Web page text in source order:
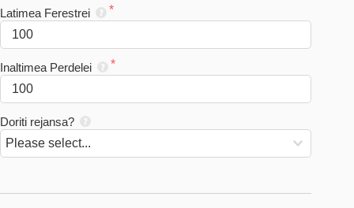
Latimea Ferestrei
Inaltimea Perdelei
Doriti rejansa?
Natur